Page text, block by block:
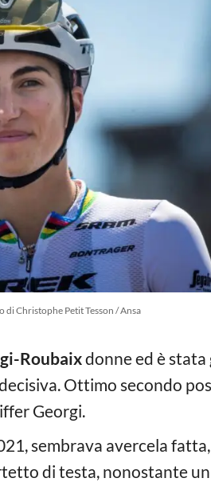
di Christophe Petit Tesson / Ansa
Roubaixdonne ed è
Ottimo secondo
Georgi.
sembrava avercela
di testa, nonostante